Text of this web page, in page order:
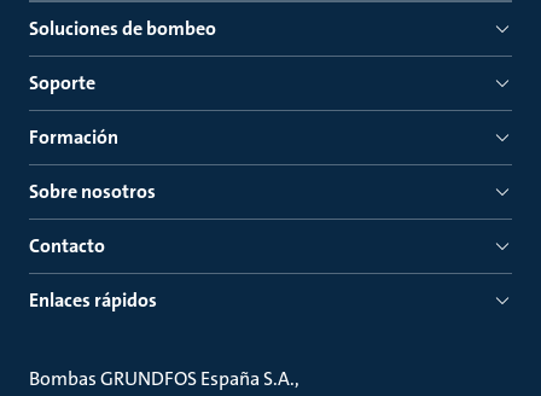
Soluciones de bombeo
Soporte
Formación
Sobre nosotros
Contacto
Enlaces rápidos
Bombas GRUNDFOS España S.A.